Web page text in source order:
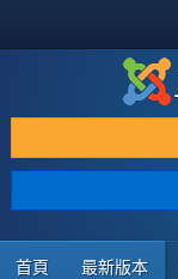
下載 & 擴充
發現 & 學習
社群 & 支援
程式者資源
首頁 最新版本